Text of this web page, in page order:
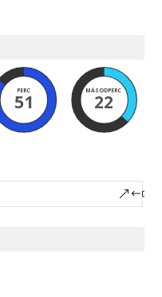
PERC
51
MÁSODPERC
21